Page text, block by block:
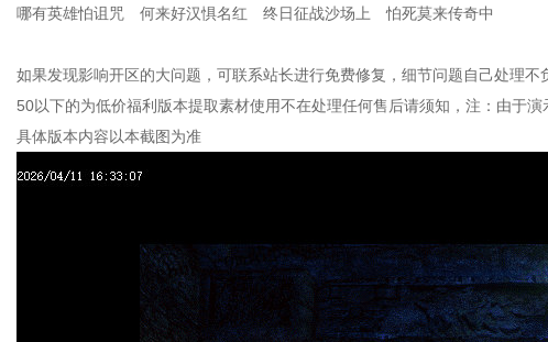
哪有英雄怕诅咒 何来好汉惧名红 终日征战沙场上 怕死莫来传奇中
如果发现影响开区的大问题，可联系站长进行免费修复，细节问题自己处理不
50以下的为低价福利版本提取素材使用不在处理任何售后请须知，注：由于
具体版本内容以本截图为准